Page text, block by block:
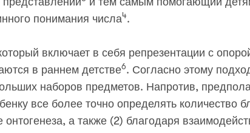
понимания числа4.
включает в себя репрезентации с
в раннем детстве6. Согласно этому
наборов предметов. Напротив,
все более точно определять количество
а также (2) благодаря